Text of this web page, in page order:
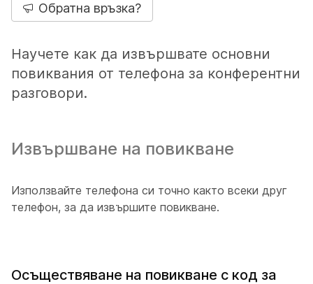
Обратна връзка?
Научете как да извършвате основни
повиквания от телефона за конферентни
разговори.
Извършване на повикване
Използвайте телефона си точно както всеки друг
телефон, за да извършите повикване.
Осъществяване на повикване с код за